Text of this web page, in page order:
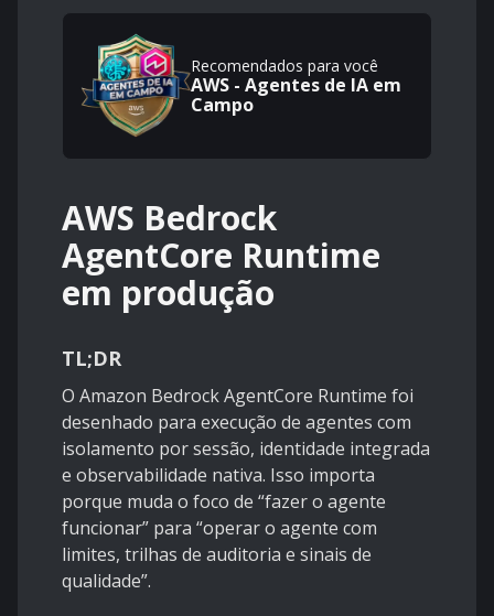
Recomendados para você
AWS - Agentes de IA em
Campo
AWS Bedrock
AgentCore Runtime
em produção
TL;DR
O Amazon Bedrock AgentCore Runtime foi
desenhado para execução de agentes com
isolamento por sessão, identidade integrada
e observabilidade nativa. Isso importa
porque muda o foco de “fazer o agente
funcionar” para “operar o agente com
limites, trilhas de auditoria e sinais de
qualidade”.